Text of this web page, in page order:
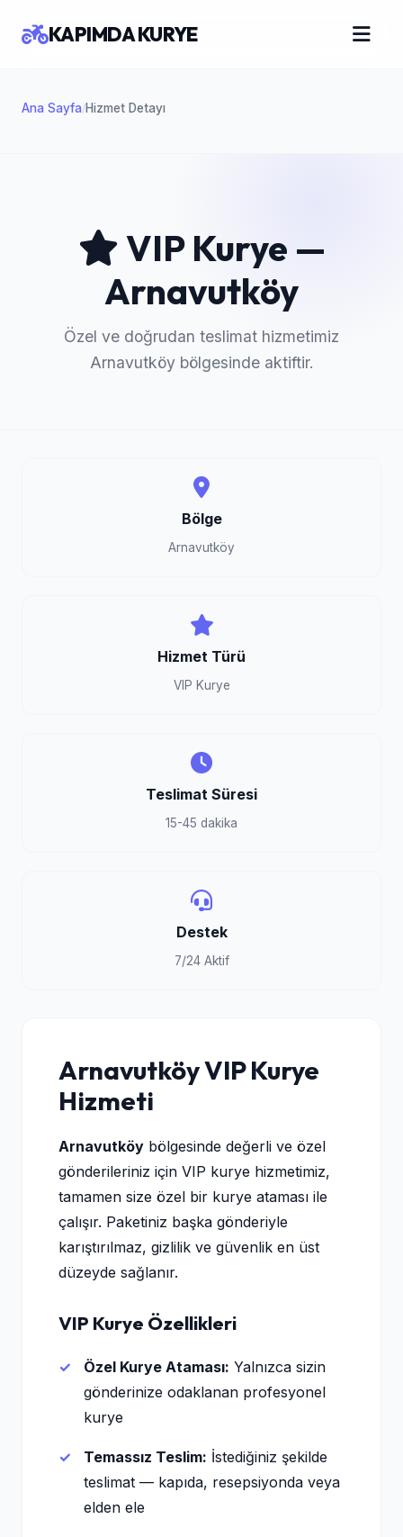
Ana Sayfa/Hizmet Detayı
KAPIMDA KURYE
VIP Kurye —
Arnavutköy
Özel ve doğrudan teslimat hizmetimiz
Arnavutköy bölgesinde aktiftir.
Bölge
Arnavutköy
Hizmet Türü
VIP Kurye
Teslimat Süresi
15-45 dakika
Destek
7/24 Aktif
Arnavutköy VIP Kurye
Hizmeti
Arnavutköy bölgesinde değerli ve özel
gönderileriniz için VIP kurye hizmetimiz,
tamamen size özel bir kurye ataması ile
çalışır. Paketiniz başka gönderiyle
karıştırılmaz, gizlilik ve güvenlik en üst
düzeyde sağlanır.
VIP Kurye Özellikleri
Özel Kurye Ataması: Yalnızca sizin
gönderinize odaklanan profesyonel
kurye
Temassız Teslim: İstediğiniz şekilde
teslimat — kapıda, resepsiyonda veya
elden ele